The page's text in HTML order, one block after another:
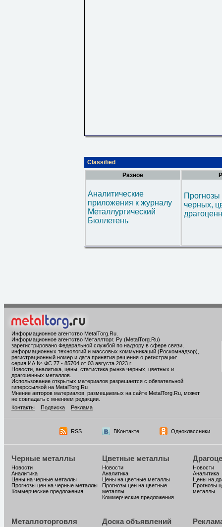
Classified
Разное
Аналитические
приложения к журналу
Металлургический
Бюллетень
черных,
Информационное агентство MetalTorg.Ru
Информационное агентство Металлторг. Ру (MetalTorg.Ru)
зарегистрировано Федеральной службой по надзору в сфере связи,
информационных технологий и массовых коммуникаций (Роскомнадзор),
регистрационный номер и дата принятия решения о регистрации:
серия ИА № ФС 77 - 85704 от 03 августа 2023 г.
Новости, аналитика, цены, статистика рынка черных, цветных и
драгоценных металлов.
Использование открытых материалов разрешается с обязательной
гиперссылкой на MetalTorg.Ru
Мнение авторов материалов, размещаемых на сайте MetalTorg.Ru, может
не совпадать с мнением редакции.
Контакты
Подписка Реклама
RSS ВКонтакте Одноклассники
Черные металлы
Новости
Аналитика
Цены на черные металлы
Прогнозы цен на черные металлы
Коммерческие предложения
Цветные металлы
Новости
Аналитика
Цены на цветные металлы
Прогнозы цен на цветные
металлы
Коммерческие предложения
Новости
Аналитика
Цены на
Прогнозы
металлы
Металлоторговля Доска объявлений